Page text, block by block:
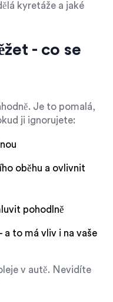
kyretáže a jaké
- co se
Je to pomalá,
ji ignorujete:
oběhu a ovlivnit
pohodlně
a to má vliv i na vaše
v autě. Nevidíte